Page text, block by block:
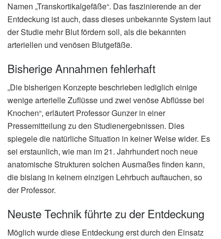
Namen „Transkortikalgefäße“. Das faszinierende an der
Entdeckung ist auch, dass dieses unbekannte System laut
der Studie mehr Blut fördern soll, als die bekannten
arteriellen und venösen Blutgefäße.
Bisherige Annahmen fehlerhaft
„Die bisherigen Konzepte beschrieben lediglich einige
wenige arterielle Zuflüsse und zwei venöse Abflüsse bei
Knochen“, erläutert Professor Gunzer in einer
Pressemitteilung zu den Studienergebnissen. Dies
spiegele die natürliche Situation in keiner Weise wider. Es
sei erstaunlich, wie man im 21. Jahrhundert noch neue
anatomische Strukturen solchen Ausmaßes finden kann,
die bislang in keinem einzigen Lehrbuch auftauchen, so
der Professor.
Neuste Technik führte zu der Entdeckung
Möglich wurde diese Entdeckung erst durch den Einsatz